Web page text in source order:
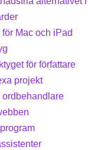
Mac och iPad
för författare
projekt